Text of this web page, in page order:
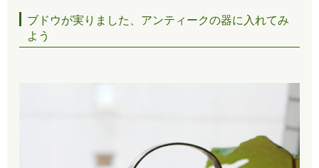
ブドウが実りました、アンティークの器に入れてみ
よう